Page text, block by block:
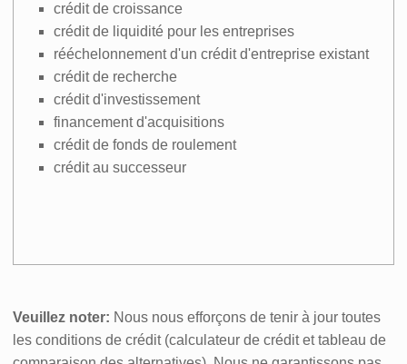
crédit de croissance
crédit de liquidité pour les entreprises
rééchelonnement d'un crédit d'entreprise existant
crédit de recherche
crédit d'investissement
financement d'acquisitions
crédit de fonds de roulement
crédit au successeur
Veuillez noter: Nous nous efforçons de tenir à jour toutes
les conditions de crédit (calculateur de crédit et tableau de